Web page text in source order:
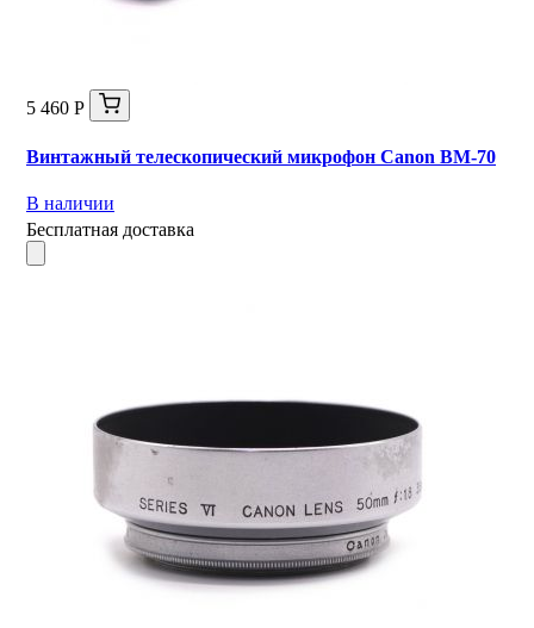
5 460 Р
Винтажный телескопический микрофон Canon BM-70
В наличии
Бесплатная доставка